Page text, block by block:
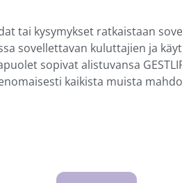
tai kysymykset ratkaistaan
sovellettavan kuluttajien ja
sopivat alistuvansa
kaikista muista